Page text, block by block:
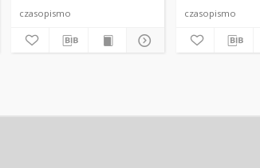
czasopismo czasopismo